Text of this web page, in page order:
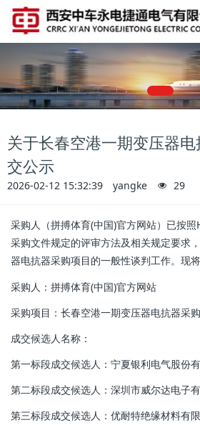
关于长春空港一期变压器
交公示
2026-02-12 15:32:39 yangke 29
采购人（拼搏体育(中国)官方网站）已按
采购文件规定的评审方法及相关规定要求
器电抗器采购项目的一般性谈判工作。现
采购人： 拼搏体育(中国)官方网站
采购项目： 长春空港一期变压器电抗器采
成交候选人名称：
第一标段成交候选人 ：宁夏银利电气股份
第二标段成交候选人 ：深圳市威尔达电子
第三标段成交候选人 ：优耐特绝缘材料有